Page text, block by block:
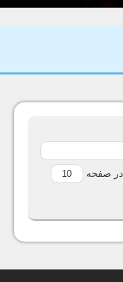
در صفحه